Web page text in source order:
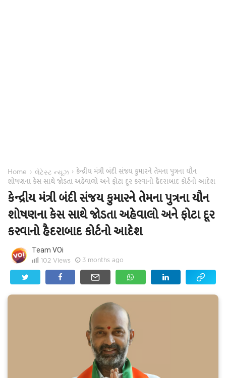
Home › લેટેસ્ટ ન્યૂઝ › કેન્દ્રીય મંત્રી બંદી સંજય કુમારને તેમના પુત્રના યૌન
શોષણના કેસ સાથે જોડતા અહેવાલો અને ફોટા દૂર કરવાનો હૈદરાબાદ કોર્ટનો આદેશ
કેન્દ્રીય મંત્રી બંદી સંજય કુમારને તેમના પુત્રના યૌન
શોષણના કેસ સાથે જોડતા અહેવાલો અને ફોટા દૂર
કરવાનો હૈદરાબાદ કોર્ટનો આદેશ
Team VOi
102 Views 3 months ago